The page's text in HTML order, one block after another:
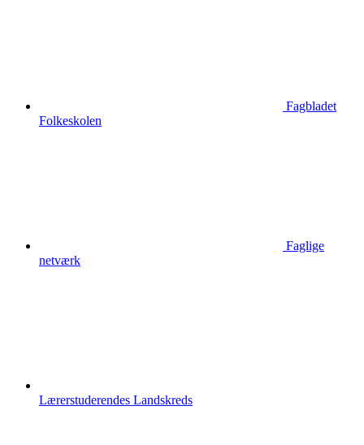
Fagbladet
Folkeskolen
Faglige
netværk
Lærerstuderendes Landskreds